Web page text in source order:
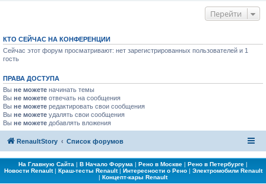
Перейти
КТО СЕЙЧАС НА КОНФЕРЕНЦИИ
Сейчас этот форум просматривают: нет зарегистрированных пользователей и 1
гость
ПРАВА ДОСТУПА
Вы не можете начинать темы
Вы не можете отвечать на сообщения
Вы не можете редактировать свои сообщения
Вы не можете удалять свои сообщения
Вы не можете добавлять вложения
RenaultStory Список форумов
На Главную Сайта | В Начало Форума | Рено в Москве | Рено в Петербурге |
Новости Renault| Краш-тесты Renault| Интересности о Рено| Электромобили Renault
| Концепт-кары Renault